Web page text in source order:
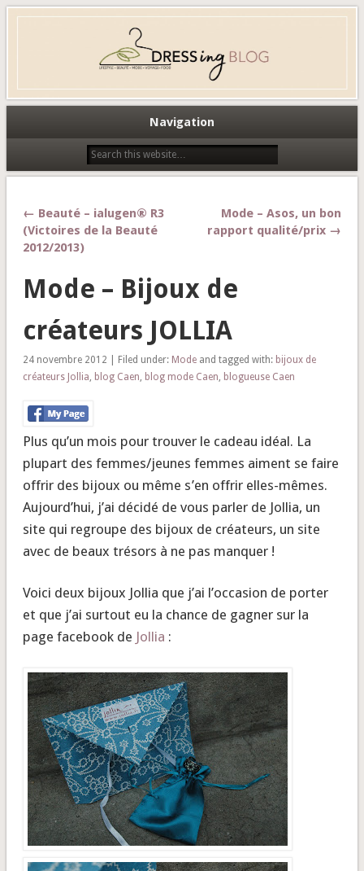
Dress-ing – Blog lifestyle beauté
mode à Caen
Navigation
← Beauté – ialugen® R3
(Victoires de la Beauté
2012/2013)
Mode – Asos, un bon
rapport qualité/prix →
Mode – Bijoux de
créateurs JOLLIA
24 novembre 2012 | Filed under: Modeand tagged with: bijoux de
créateurs Jollia, blog Caen, blog mode Caen, blogueuse Caen
Plus qu’un mois pour trouver le cadeau idéal. La
plupart des femmes/jeunes femmes aiment se faire
offrir des bijoux ou même s’en offrir elles-mêmes.
Aujourd’hui, j’ai décidé de vous parler de Jollia, un
site qui regroupe des bijoux de créateurs, un site
avec de beaux trésors à ne pas manquer !
Voici deux bijoux Jollia que j’ai l’occasion de porter
et que j’ai surtout eu la chance de gagner sur la
page facebook de Jollia :